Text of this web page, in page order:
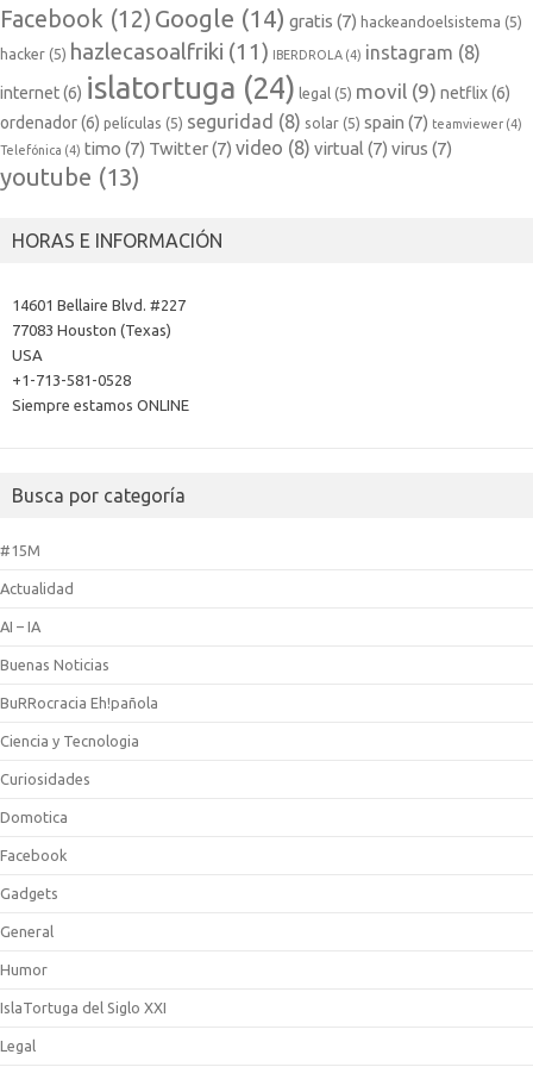
Facebook (12) Google (14) gratis (7) hackeandoelsistema (5)
hacker (5) hazlecasoalfriki (11) IBERDROLA (4) instagram (8)
internet(6) islatortuga (24) legal (5) movil (9) netflix(6)
ordenador(6) películas (5) seguridad (8) solar (5) spain (7) teamviewer (4)
Telefónica (4) timo (7) Twitter(7) video (8) virtual (7) virus (7)
youtube (13)
HORAS E INFORMACIÓN
14601 Bellaire Blvd. #227
77083 Houston (Texas)
USA
+1-713-581-0528
Siempre estamos ONLINE
Busca por categoría
#15M
Actualidad
AI – IA
Buenas Noticias
BuRRocracia Eh!pañola
Ciencia y Tecnologia
Curiosidades
Domotica
Facebook
Gadgets
General
Humor
IslaTortuga del Siglo XXI
Legal